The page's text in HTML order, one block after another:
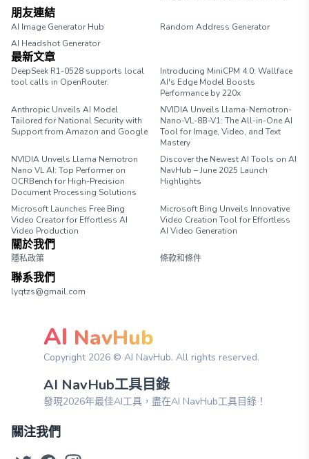
朋友連結
AI Image Generator Hub
Random Address Generator
AI Headshot Generator
最新文章
DeepSeek R1-0528 supports local
tool calls in OpenRouter.
Introducing MiniCPM 4.0: Wallface
AI's Edge Model Boosts
Performance by 220x
Anthropic Unveils AI Model
Tailored for National Security with
Support from Amazon and Google
NVIDIA Unveils Llama-Nemotron-
Nano-VL-8B-V1: The All-in-One AI
Tool for Image, Video, and Text
Mastery
NVIDIA Unveils Llama Nemotron
Nano VL AI: Top Performer on
OCRBench for High-Precision
Document Processing Solutions
Discover the Newest AI Tools on AI
NavHub – June 2025 Launch
Highlights
Microsoft Launches Free Bing
Video Creator for Effortless AI
Video Production
Microsoft Bing Unveils Innovative
Video Creation Tool for Effortless
AI Video Generation
關於我們
隱私政策 條款和條件
聯系我們
lyqtzs@gmail.com
AI NavHub
Copyright 2026© AI NavHub. All rights reserved.
AI NavHub工具目錄
發現2026年最佳AI工具，盡在AI NavHub工具目錄！
關注我們